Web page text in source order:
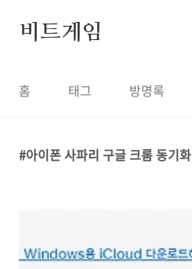
비트게임
홈 태그 방명록
아이폰 사파리 구글 크롬 동기화